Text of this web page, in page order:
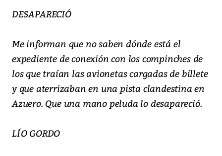
DESAPARECIÓ
Me informan que no saben dónde está el
expediente de conexión con los compinches de
los que traían las avionetas cargadas de billete
y que aterrizaban en una pista clandestina en
Azuero. Que una mano peluda lo desapareció.
LÍO GORDO